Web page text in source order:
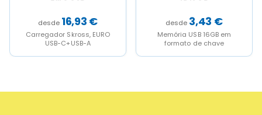
3,43€
Memória USB 16GB em
formato de chave
12,53€
Pilhas nao incluidas 2
posiçoes de iluminaçao, 6 ou